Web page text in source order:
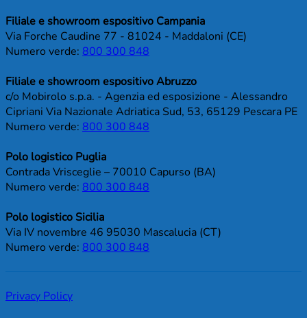
Filiale e showroom espositivo Campania
Via Forche Caudine 77 - 81024 - Maddaloni (CE)
Numero verde: 800 300 848
Filiale e showroom espositivo Abruzzo
c/o Mobirolo s.p.a. - Agenzia ed esposizione - Alessandro
Cipriani Via Nazionale Adriatica Sud, 53, 65129 Pescara PE
Numero verde: 800 300 848
Polo logistico Puglia
Contrada Vrisceglie – 70010 Capurso (BA)
Numero verde: 800 300 848
Polo logistico Sicilia
Via IV novembre 46 95030 Mascalucia (CT)
Numero verde: 800 300 848
Privacy Policy